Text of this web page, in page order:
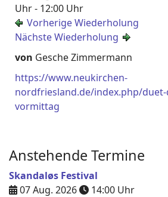
Uhr - 12:00 Uhr
Vorherige Wiederholung
Nächste Wiederholung
von Gesche Zimmermann
https://www.neukirchen-
nordfriesland.de/index.php/
vormittag
Anstehende Termine
Skandaløs Festival
07 Aug. 2026
14:00 Uhr